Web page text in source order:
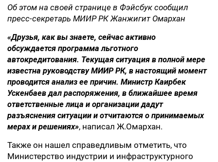
Об этом на своей странице в Фэйсбук сообщил
пресс-секретарь МИИР РК Жанжигит Омархан
«Друзья, как вы знаете, сейчас активно
обсуждается программа льготного
автокредитования. Текущая ситуация в полной мере
известна руководству МИИР РК, в настоящий момент
проводится анализ ее причин. Министр Каирбек
Ускенбаев дал распоряжения, в ближайшее время
ответственные лица и организации дадут
разъяснения ситуации и отчитаются о принимаемых
мерах и решениях», написал Ж.Омархан.
Также он нашел справедливым отметить, что
Министерство индустрии и инфраструктурного